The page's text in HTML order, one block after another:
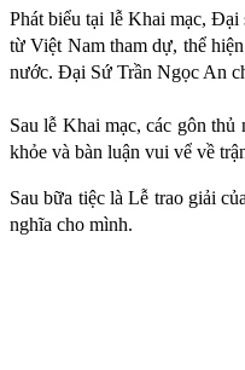
Phát biểu tại lễ Khai mạc,
từ Việt Nam tham dự, thể
nước. Đại Sứ Trần Ngọc An
Sau lễ Khai mạc, các gôn
khỏe và bàn luận vui vể về
Sau bữa tiệc là Lễ trao giải
nghĩa cho mình.